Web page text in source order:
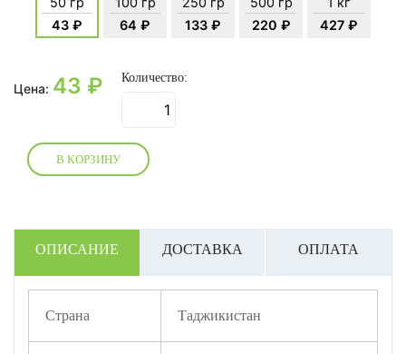
43 ₽
64 ₽
133 ₽
220 ₽
427 ₽
Цена: 43 ₽ Количество:
В КОРЗИНУ
ОПИСАНИЕ ДОСТАВКА ОПЛАТА
Страна Таджикистан